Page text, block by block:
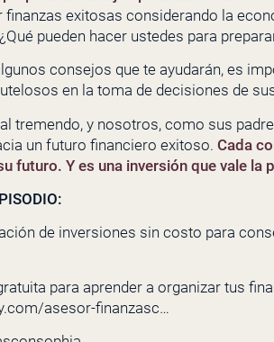
finanzas exitosas considerando la
pueden hacer ustedes para
consejos que te ayudarán, es
en la toma de decisiones de
tremendo, y nosotros, como sus
un futuro financiero exitoso. Cada
futuro. Y es una inversión que vale la
de inversiones sin costo para
para aprender a organizar tus
asesor-finanzasc…